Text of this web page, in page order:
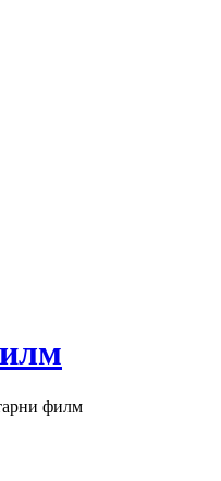
филм